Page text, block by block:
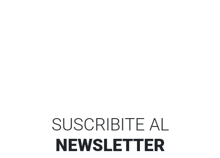
SUSCRIBITE AL
NEWSLETTER